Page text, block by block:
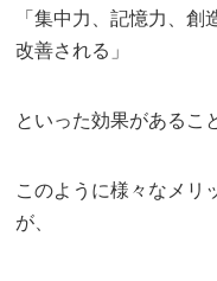
「集中力、記憶力、
改善される」
といった効果があるこ
このように様々なメリ
が、